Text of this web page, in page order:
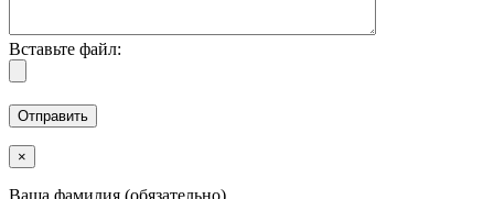
Вставьте файл:
×
Ваша фамилия (обязательно)